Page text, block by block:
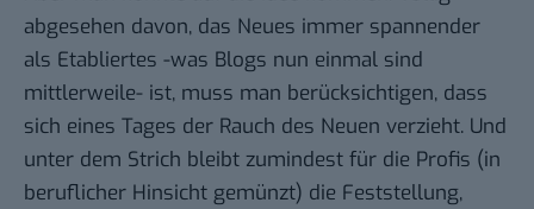
abgesehen davon, das Neues immer spannender
als Etabliertes -was Blogs nun einmal sind
mittlerweile- ist, muss man berücksichtigen, dass
sich eines Tages der Rauch des Neuen verzieht. Und
unter dem Strich bleibt zumindest für die Profis (in
beruflicher Hinsicht gemünzt) die Feststellung,